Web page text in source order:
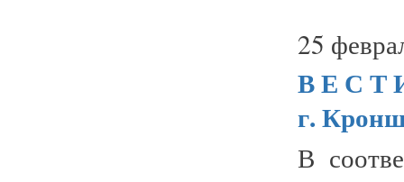
25
В Е С Т
г.
В